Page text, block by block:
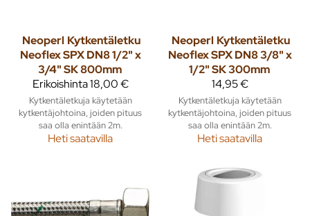
Neoperl Kytkentäletku
Neoflex SPX DN8 1/2" x
3/4" SK 800mm
Erikoishinta18,00 €
Kytkentäletkuja käytetään
kytkentäjohtoina, joiden pituus
saa olla enintään 2m.
Heti saatavilla
Neoperl Kytkentäletku
Neoflex SPX DN8 3/8" x
1/2" SK 300mm
14,95 €
Kytkentäletkuja käytetään
kytkentäjohtoina, joiden pituus
saa olla enintään 2m.
Heti saatavilla